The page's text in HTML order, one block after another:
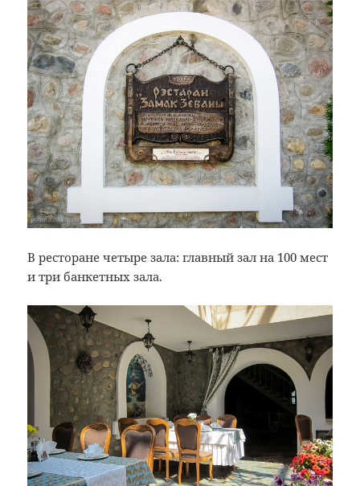
В ресторане четыре зала: главный зал на 100 мест
и три банкетных зала.